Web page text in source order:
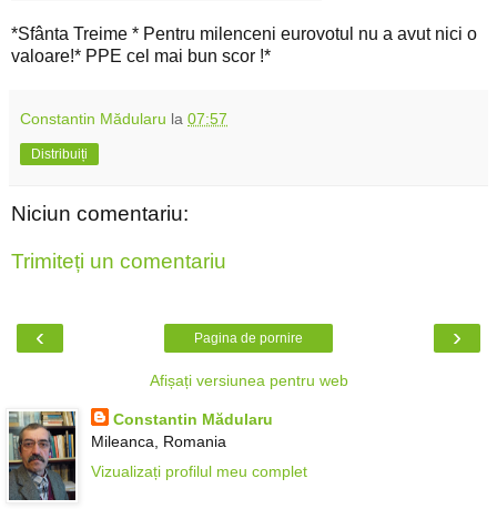
*Sfânta Treime * Pentru milenceni eurovotul nu a avut nici o
valoare!* PPE cel mai bun scor !*
Constantin Mădularu la 07:57
Distribuiți
Niciun comentariu:
Trimiteți un comentariu
‹ ›
Pagina de pornire
Afișați versiunea pentru web
Constantin Mădularu
Mileanca, Romania
Vizualizați profilul meu complet